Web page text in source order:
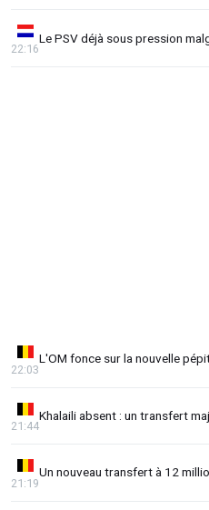
Le PSV déjà sous pression
22:16
L'OM fonce sur la nouvelle
22:03
Khalaili absent : un transfert
21:44
Un nouveau transfert à 12
21:19